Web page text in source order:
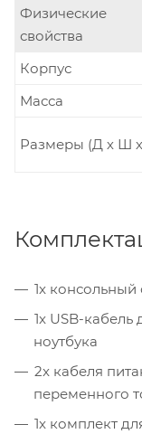
Физические
свойства
Корпус
Масса
Размеры (Д х Ш
1x консольный
1x USB-
ноутбука
2x кабеля
переменного
1x комплект